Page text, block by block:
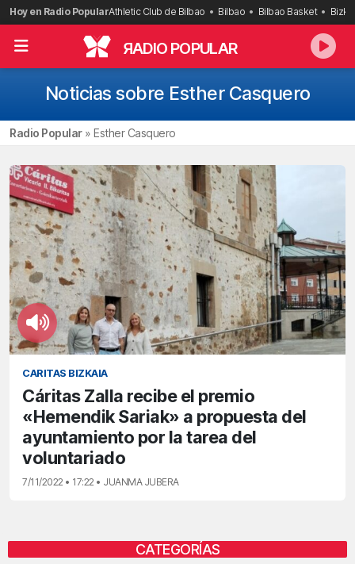
Saltar
al
contenido
Hoy en Radio PopularAthletic Club de Bilbao Bilbao Bilbao Basket
RADIO POPULAR
Noticias sobre Esther Casquero
Radio Popular» Esther Casquero
CARITAS BIZKAIA
Cáritas Zalla recibe el premio
«Hemendik Sariak» a propuesta del
ayuntamiento por la tarea del
voluntariado
7/11/2022 • 17:22 • JUANMA JUBERA
CATEGORÍAS